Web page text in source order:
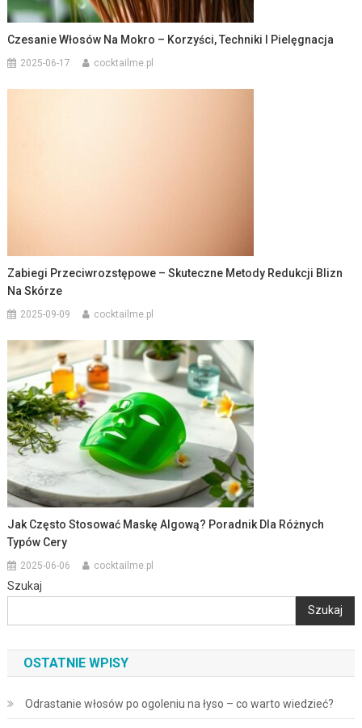
Czesanie Włosów Na Mokro – Korzyści, Techniki I Pielęgnacja
2025-06-17 cocktailme.pl
Zabiegi Przeciwrozstępowe – Skuteczne Metody Redukcji Blizn
Na Skórze
2025-09-09 cocktailme.pl
Jak Często Stosować Maskę Algową? Poradnik Dla Różnych
Typów Cery
2025-06-06 cocktailme.pl
Szukaj
Szukaj
OSTATNIE WPISY
Odrastanie włosów po ogoleniu na łyso – co warto wiedzieć?